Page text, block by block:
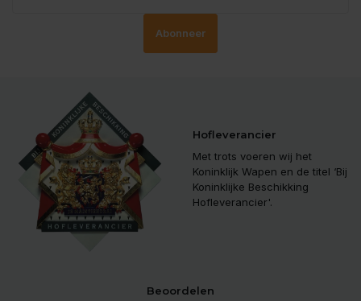
Abonneer
Hofleverancier
Met trots voeren wij het
Koninklijk Wapen en de titel ‘Bij
Koninklijke Beschikking
Hofleverancier'.
Beoordelen